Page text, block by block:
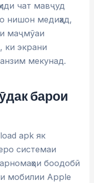
чат мавҷуд
нишон медиҳад,
маҷмӯаи
ки экрани
мекунад.
барои
apk як
системаи
боодобӣ
мобилии Apple